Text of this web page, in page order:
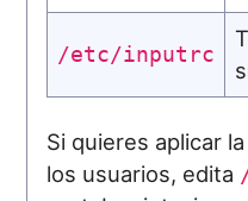
/etc/inputrc
Si quieres aplicar
los usuarios, edita